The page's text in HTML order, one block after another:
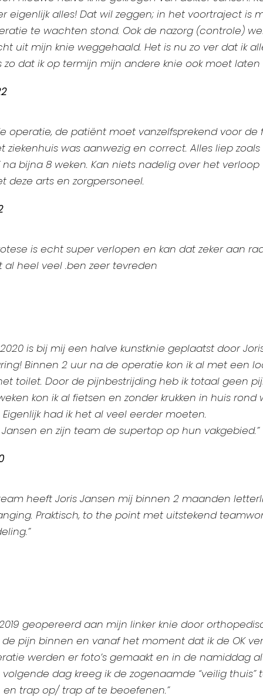
eigenlijk alles! Dat wil zeggen; in het voortraject is
te wachten stond. Ook de nazorg (controle)
uit mijn knie weggehaald. Het is nu zo ver dat ik
zo dat ik op termijn mijn andere knie ook moet
operatie, de patiënt moet vanzelfsprekend voor
ziekenhuis was aanwezig en correct. Alles liep
na bijna 8 weken. Kan niets nadelig over het
deze arts en zorgpersoneel.
is echt super verlopen en kan dat zeker aan
al heel veel .ben zeer tevreden
2020 is bij mij een halve kunstknie geplaatst door
Binnen 2 uur na de operatie kon ik al met een
toilet. Door de pijnbestrijding heb ik totaal geen
kon ik al fietsen en zonder krukken in huis
had ik het al veel eerder moeten.
en zijn team de supertop op hun vakgebied.”
heeft Joris Jansen mij binnen 2 maanden
Praktisch, to the point met uitstekend
geopereerd aan mijn linker knie door
pijn binnen en vanaf het moment dat ik de OK
werden er foto’s gemaakt en in de namiddag
volgende dag kreeg ik de zogenaamde “veilig
trap op/ trap af te beoefenen.”